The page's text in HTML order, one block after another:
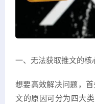
一、无法获取推文的核
想要高效解决问题，
文的原因可分为四大